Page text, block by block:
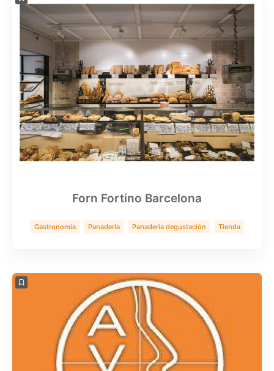
Forn Fortino Barcelona
Gastronomía Panadería Panadería degustación Tienda